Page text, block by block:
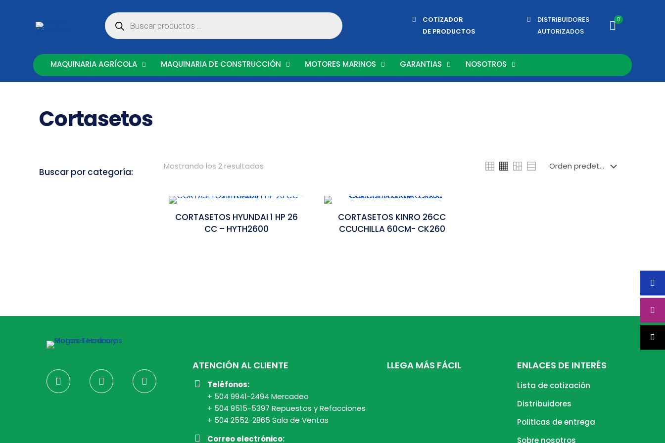
Búsqueda
de
productos
COTIZADOR
DE PRODUCTOS
DISTRIBUIDORES
AUTORIZADOS
0
MAQUINARIA AGRÍCOLA MAQUINARIA DE CONSTRUCCIÓN MOTORES MARINOS GARANTIAS NOSOTROS
Cortasetos
Buscar por categoría:
Mostrando los 2 resultados
CORTASETOS HYUNDAI 1 HP 26
CC – HYTH2600
CORTASETOS KINRO 26CC
CCUCHILLA 60CM- CK260
ATENCIÓN AL CLIENTE
Teléfonos:
+ 504 9941-2494 Mercadeo
+ 504 9515-5397 Repuestos y Refacciones
+ 504 2552-2865 Sala de Ventas
Correo electrónico:
LLEGA MÁS FÁCIL ENLACES DE INTERÉS
Lista de cotización
Distribuidores
Politicas de entrega
Sobre nosotros